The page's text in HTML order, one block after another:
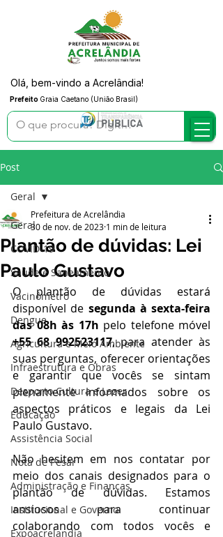
Prefeito Graia Caetano (União Brasil)
Olá, bem-vindo a Acrelândia!
Post
Geral
COVID-19
Saúde e Saneamento
Vacinômetro
Dengue
Agricultura e Meio Ambiente
Infraestrutura e Obras
Desporto Cultura e Lazer
Educação
Assistência Social
Nota de Pesar
Administração e Finanças
Institucional e Governo
Expoacrelandia
Geral
Plantão de dúvidas: Lei
Paulo Gustavo
Prefeitura de Acrelândia
30 de nov. de 2023 1 min de leitura
O plantão de dúvidas estará
disponível de segunda à sexta-feira
das 08h às 17h
+55 68 992523117, para atender às
suas perguntas, oferecer orientações
e garantir que vocês se sintam
plenamente informados sobre os
aspectos práticos e legais da Lei
Paulo Gustavo.
Não hesitem em nos contatar por
meio dos canais designados para o
plantão de dúvidas. Estamos
ansiosos para continuar
colaborando com todos vocês e